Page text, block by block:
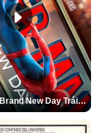
Spider-Man: Brand New Day Tráiler (3)